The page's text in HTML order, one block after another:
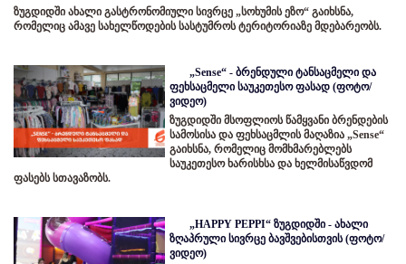
ზუგდიდში ახალი გასტრონომიული სივრცე „სოხუმის ეზო“ გაიხსნა,
რომელიც ამავე სახელწოდების სასტუმროს ტერიტორიაზე მდებარეობს.
„Sense“ - ბრენდული ტანსაცმელი და
ფეხსაცმელი საუკეთესო ფასად (ფოტო/
ვიდეო)
ზუგდიდში მსოფლიოს წამყვანი ბრენდების
სამოსისა და ფეხსაცმლის მაღაზია „Sense“
გაიხსნა, რომელიც მომხმარებლებს
საუკეთესო ხარისხსა და ხელმისაწვდომ
ფასებს სთავაზობს.
„HAPPY PEPPI“ ზუგდიდში - ახალი
ზღაპრული სივრცე ბავშვებისთვის (ფოტო/
ვიდეო)